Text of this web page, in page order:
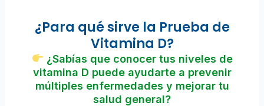
¿Para qué sirve la Prueba de
Vitamina D?
¿Sabías que conocer tus niveles de
vitamina D puede ayudarte a prevenir
múltiples enfermedades y mejorar tu
salud general?